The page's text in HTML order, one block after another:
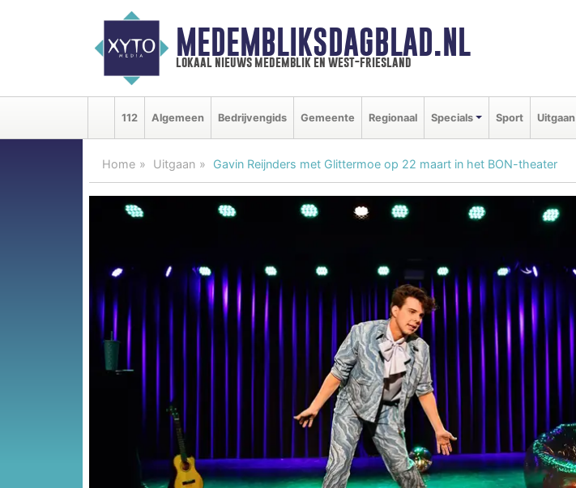
MEDEMBLIKSDAGBLAD.NL
lokaal nieuws medemblik en west-friesland
112 Algemeen Bedrijvengids Gemeente Regionaal Specials Sport Uitgaan
Home Uitgaan Gavin Reijnders met Glittermoe op 22 maart in het BON-theater